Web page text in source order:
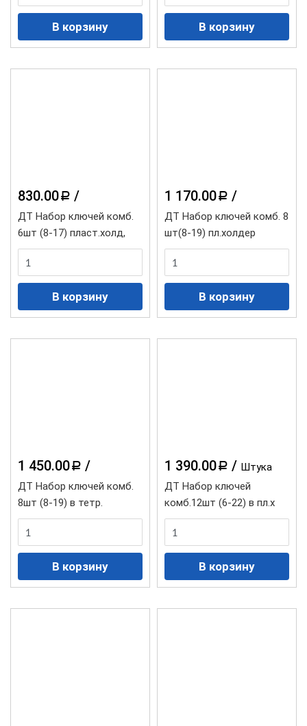
830.00 a /
ДТ Набор ключей комб.
6шт (8-17) пласт.холд,
1 170.00 a /
ДТ Набор ключей комб. 8
шт(8-19) пл.холдер
1 450.00 a /
ДТ Набор ключей комб.
8шт (8-19) в тетр.
1 390.00 a / Штука
ДТ Набор ключей
комб.12шт (6-22) в пл.х